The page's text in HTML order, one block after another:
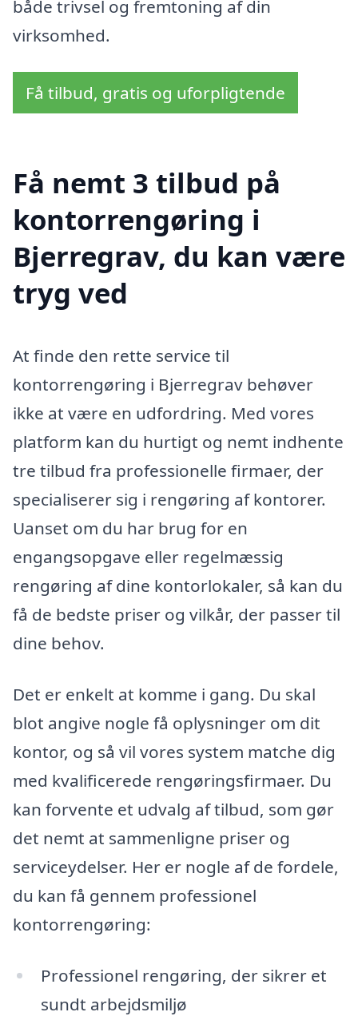
både trivsel og fremtoning af din
virksomhed.
Få tilbud, gratis og uforpligtende
Få nemt 3 tilbud på
kontorrengøring i
Bjerregrav, du kan være
tryg ved
At finde den rette service til
kontorrengøring i Bjerregrav behøver
ikke at være en udfordring. Med vores
platform kan du hurtigt og nemt indhente
tre tilbud fra professionelle firmaer, der
specialiserer sig i rengøring af kontorer.
Uanset om du har brug for en
engangsopgave eller regelmæssig
rengøring af dine kontorlokaler, så kan du
få de bedste priser og vilkår, der passer til
dine behov.
Det er enkelt at komme i gang. Du skal
blot angive nogle få oplysninger om dit
kontor, og så vil vores system matche dig
med kvalificerede rengøringsfirmaer. Du
kan forvente et udvalg af tilbud, som gør
det nemt at sammenligne priser og
serviceydelser. Her er nogle af de fordele,
du kan få gennem professionel
kontorrengøring:
Professionel rengøring, der sikrer et
sundt arbejdsmiljø